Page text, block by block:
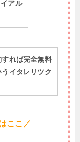
アル
れば完全無料
イタレリツク
ここ／